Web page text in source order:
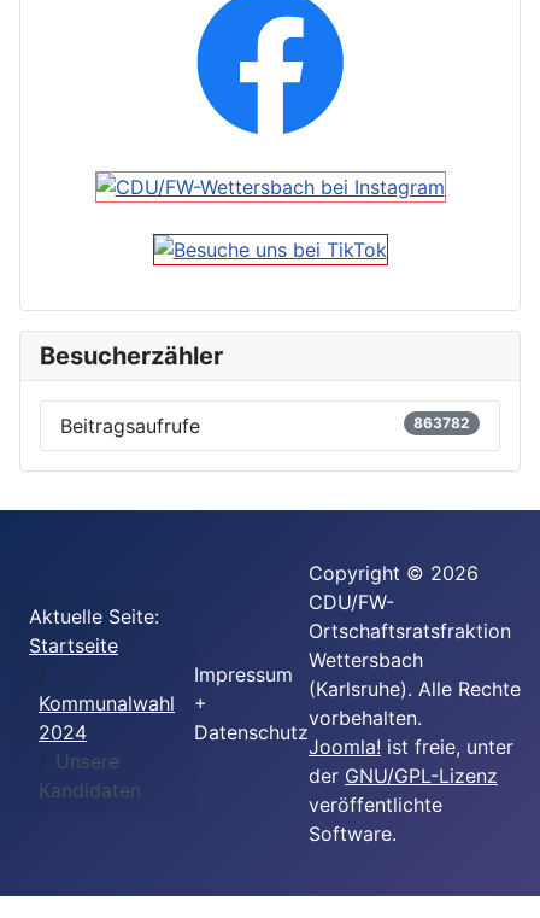
Besucherzähler
Beitragsaufrufe 863782
Aktuelle Seite:
Startseite
Kommunalwahl
2024
Unsere
Kandidaten
Impressum
+
Datenschutz
Copyright © 2026
CDU/FW-
Ortschaftsratsfraktion
Wettersbach
(Karlsruhe). Alle Rechte
vorbehalten.
Joomla! ist freie, unter
der GNU/GPL-Lizenz
veröffentlichte
Software.